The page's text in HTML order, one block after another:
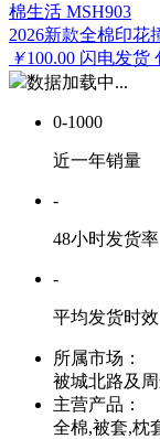
棉生活 MSH903
2026新款全棉印花
￥100.00 闪电发货
数据加载中...
0-1000
近一年销量
-
48小时发货率
-
平均发货时效
所属市场：
被城北路及
主营产品：
全棉,被套,枕